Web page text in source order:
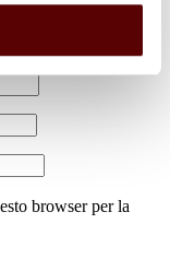
browser per la